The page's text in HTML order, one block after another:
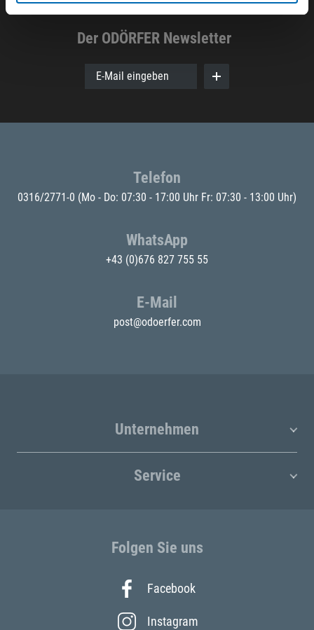
Der ODÖRFER Newsletter
E-Mail eingeben
Telefon
0316/2771-0 (Mo - Do: 07:30 - 17:00 Uhr Fr: 07:30 - 13:00 Uhr)
WhatsApp
+43 (0)676 827 755 55
E-Mail
post@odoerfer.com
Unternehmen
Service
Folgen Sie uns
Facebook
Instagram